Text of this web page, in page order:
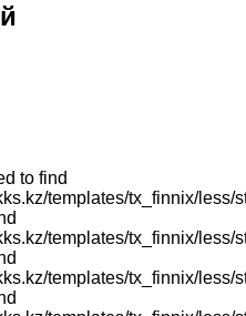
to find
templates/tx_finnix/less/
templates/tx_finnix/less/
templates/tx_finnix/less/